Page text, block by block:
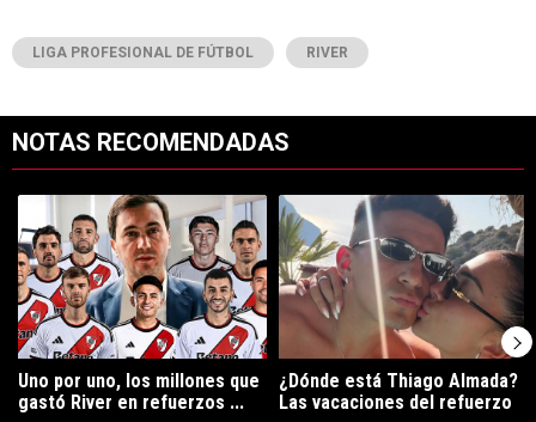
LIGA PROFESIONAL DE FÚTBOL RIVER
NOTAS RECOMENDADAS
Un artículo de tendencia con el título "Uno por uno, los millones
Uno por uno, los millones que
gastó River en refuerzos ...
Un artículo de tendencia con el
¿Dónde está Thiago Almada?
Las vacaciones del refuerzo